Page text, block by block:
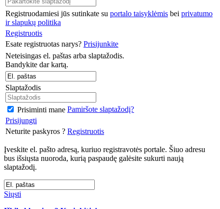
Registruodamiesi jūs sutinkate su portalo taisyklėmis bei privatumo
ir slapukų politika
Registruotis
Esate registruotas narys? Prisijunkite
Neteisingas el. paštas arba slaptažodis.
Bandykite dar kartą.
Slaptažodis
Prisiminti mane Pamiršote slaptažodį?
Prisijungti
Neturite paskyros ? Registruotis
Įveskite el. pašto adresą, kuriuo registravotės portale. Šiuo adresu
bus išsiųsta nuoroda, kurią paspaudę galėsite sukurti naują
slaptažodį.
Siųsti